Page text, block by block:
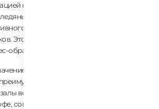
восстановления и оздоровления.
ванны, работа над подвижностью,
восстановления играют заметную
Это делает CrossFit Lotus скорее
жизни, чем просто CrossFit залом.
Близость к пляжу и району
в образе жизни, которое
во Вьетнаме. Члены часто совмещают
совместной работой, пляжными